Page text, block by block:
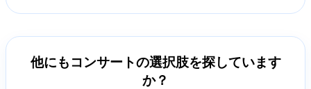
他にもコンサートの選択肢を探しています
か？